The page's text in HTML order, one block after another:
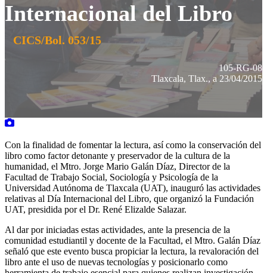
Internacional del Libro
CICS/Bol. 053/15
105-RG-08
Tlaxcala, Tlax., a 23/04/2015
Con la finalidad de fomentar la lectura, así como la conservación del
libro como factor detonante y preservador de la cultura de la
humanidad, el Mtro. Jorge Mario Galán Díaz, Director de la
Facultad de Trabajo Social, Sociología y Psicología de la
Universidad Autónoma de Tlaxcala (UAT), inauguró las actividades
relativas al Día Internacional del Libro, que organizó la Fundación
UAT, presidida por el Dr. René Elizalde Salazar.
Al dar por iniciadas estas actividades, ante la presencia de la
comunidad estudiantil y docente de la Facultad, el Mtro. Galán Díaz
señaló que este evento busca propiciar la lectura, la revaloración del
libro ante el uso de nuevas tecnologías y posicionarlo como